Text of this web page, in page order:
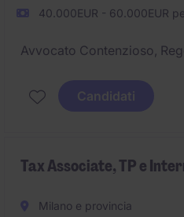
40.000EUR - 60.000EUR
Avvocato Contenzioso,
Candidati
Tax Associate, TP e
Milano e provincia